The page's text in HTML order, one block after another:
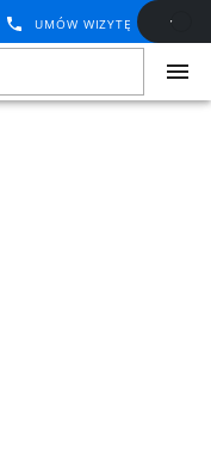
UMÓW WIZYTĘ